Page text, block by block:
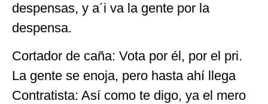
despensas, y a´i va la gente por la
despensa.
Cortador de caña: Vota por él, por el pri.
La gente se enoja, pero hasta ahí llega
Contratista: Así como te digo, ya el mero